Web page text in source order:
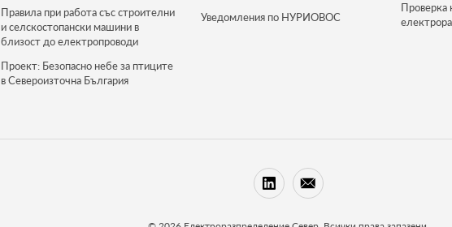
Правила при работа със строителни
и селскостопански машини в
близост до електропроводи
Проект: Безопасно небе за птиците
в Североизточна България
Уведомления по НУРИОВОС
Проверка